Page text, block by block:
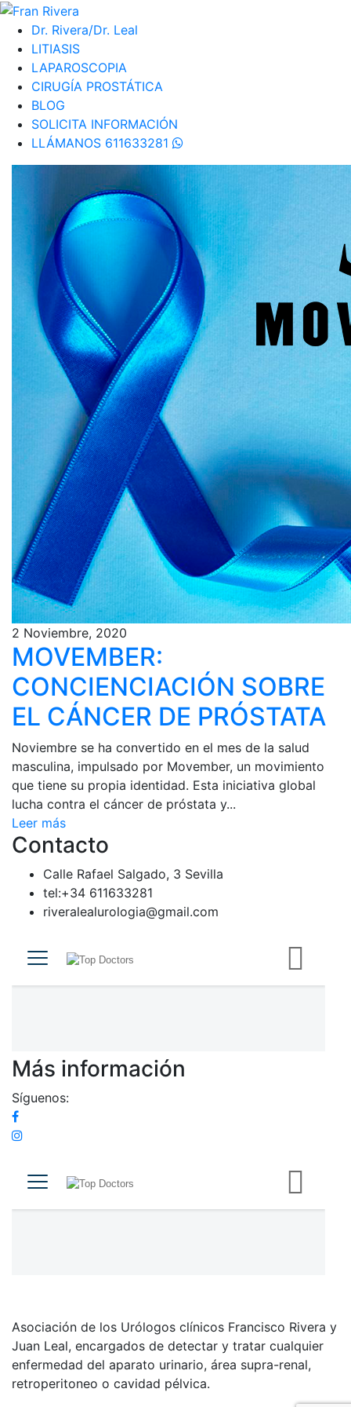
Dr. Rivera/Dr. Leal
LITIASIS
LAPAROSCOPIA
CIRUGÍA PROSTÁTICA
BLOG
SOLICITA INFORMACIÓN
LLÁMANOS 611633281
2 Noviembre, 2020
MOVEMBER:
CONCIENCIACIÓN SOBRE
EL CÁNCER DE PRÓSTATA
Noviembre se ha convertido en el mes de la salud
masculina, impulsado por Movember, un movimiento
que tiene su propia identidad. Esta iniciativa global
lucha contra el cáncer de próstata y...
Leer más
Contacto
Calle Rafael Salgado, 3 Sevilla
tel:+34 611633281
riveralealurologia@gmail.com
Más información
Síguenos:
Asociación de los Urólogos clínicos Francisco Rivera y
Juan Leal, encargados de detectar y tratar cualquier
enfermedad del aparato urinario, área supra-renal,
retroperitoneo o cavidad pélvica.